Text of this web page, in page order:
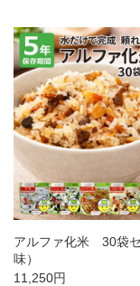
アルファ化米 30袋
味）
11,250円